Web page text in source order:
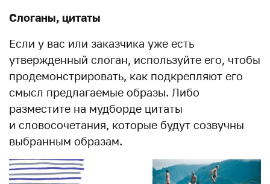
Слоганы, цитаты
Если у вас или заказчика уже есть
утвержденный слоган, используйте его, чтобы
продемонстрировать, как подкрепляют его
смысл предлагаемые образы. Либо
разместите на мудборде цитаты
и словосочетания, которые будут созвучны
выбранным образам.